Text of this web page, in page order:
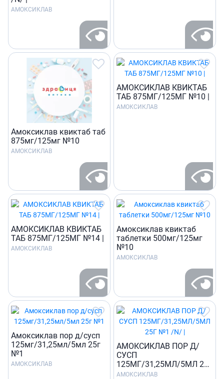
АМОКСИКЛАВ
Амоксиклав квиктаб таб
875мг/125мг №10
АМОКСИКЛАВ
АМОКСИКЛАВ КВИКТАБ
ТАБ 875МГ/125МГ №10 |
АМОКСИКЛАВ
АМОКСИКЛАВ КВИКТАБ
ТАБ 875МГ/125МГ №14 |
АМОКСИКЛАВ
Амоксиклав квиктаб
таблетки 500мг/125мг
№10
АМОКСИКЛАВ
Амоксиклав пор д/сусп
125мг/31,25мл/5мл 25г
№1
АМОКСИКЛАВ
АМОКСИКЛАВ ПОР Д/
СУСП
125МГ/31,25МЛ/5МЛ 25Г
№1 /N/ |
АМОКСИКЛАВ